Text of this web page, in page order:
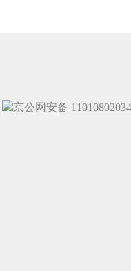
京公网安备